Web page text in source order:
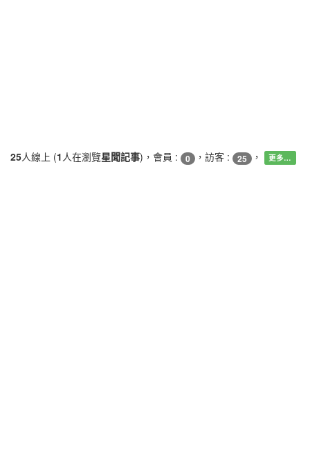
25人線上 (1人在瀏覽星聞記事)，會員 : 0 ，訪客 : 25 ， 更多…